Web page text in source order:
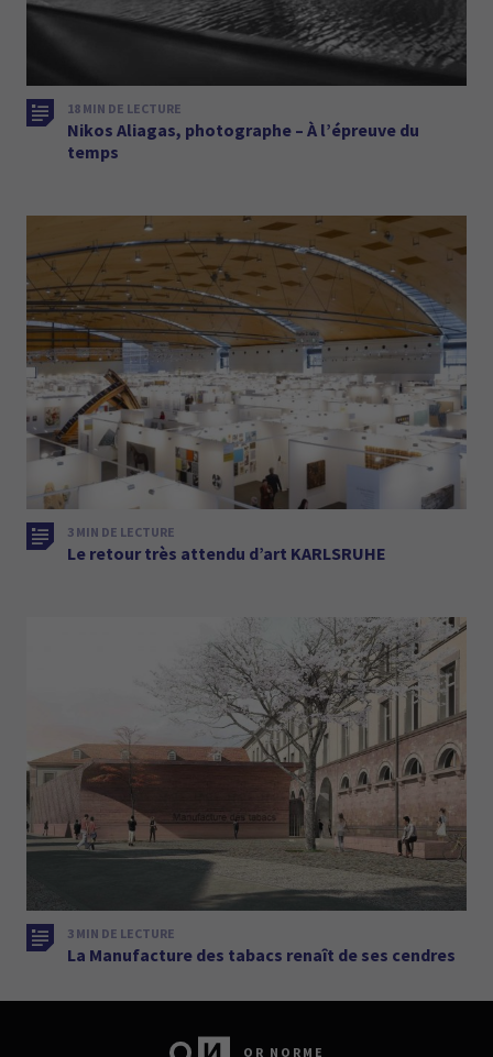
18 MIN DE LECTURE
Nikos Aliagas, photographe – À l’épreuve du
temps
3 MIN DE LECTURE
Le retour très attendu d’art KARLSRUHE
3 MIN DE LECTURE
La Manufacture des tabacs renaît de ses cendres
OR NORME